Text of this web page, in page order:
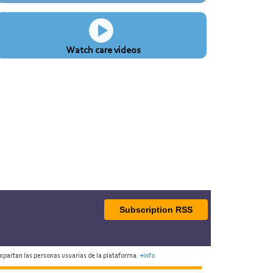
Watch care videos
Subscription RSS
las personas usuarias de la plataforma. +info